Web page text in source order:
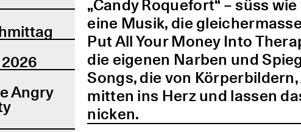
Angry
„Candy Roquefort“ – süss
eine Musik, die
Put All Your Money Into
die eigenen Narben und
Songs, die von
mitten ins Herz und lassen
nicken.